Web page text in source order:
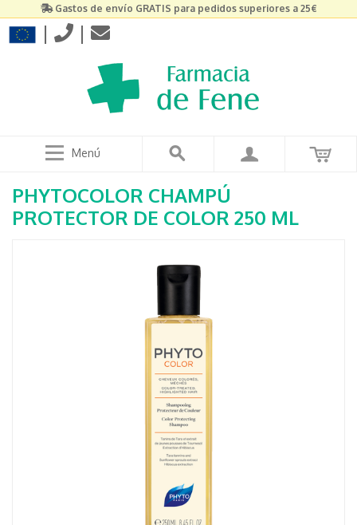
Gastos de envío GRATIS para pedidos superiores a 25€
| |
Menú
PHYTOCOLOR CHAMPÚ
PROTECTOR DE COLOR 250 ML